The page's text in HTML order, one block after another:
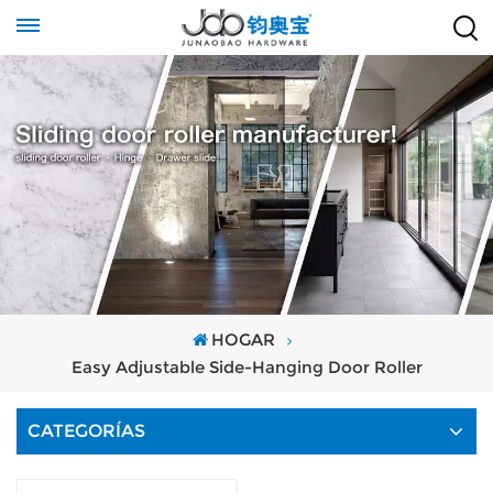
HOGAR
Easy Adjustable Side-Hanging Door Roller
CATEGORÍAS